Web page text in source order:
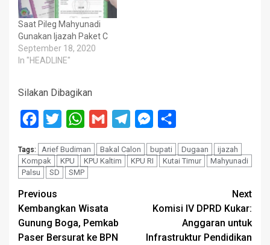
Saat Pileg Mahyunadi
Gunakan Ijazah Paket C
September 18, 2020
In "HEADLINE"
Silakan Dibagikan
Facebook
Twitter WhatsApp
Gmail TelegramMessenger
Tags: Arief Budiman Bakal Calon bupati Dugaan
ijazah
Kompak
KPU KPU Kaltim KPU RI Kutai Timur
Mahyunadi
Palsu
SD SMP
Post
navigation
Previous
Kembangkan Wisata
Gunung Boga, Pemkab
Paser Bersurat ke BPN
Next
Komisi IV DPRD Kukar:
Anggaran untuk
Infrastruktur Pendidikan